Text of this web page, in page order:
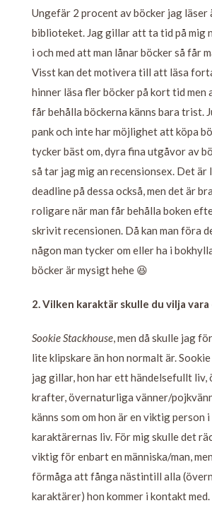
Ungefär 2 procent av böcker jag läser
biblioteket. Jag gillar att ta tid på mig
i och med att man lånar böcker så får
Visst kan det motivera till att läsa
hinner läsa fler böcker på kort tid men
får behålla böckerna känns bara trist.
pank och inte har möjlighet att köpa
tycker bäst om, dyra fina utgåvor av
så tar jag mig an recensionsex. Det är
deadline på dessa också, men det är
roligare när man får behålla boken
skrivit recensionen. Då kan man föra
någon man tycker om eller ha i
böcker är mysigt hehe 😆
2. Vilken karaktär skulle du vilja
Sookie Stackhouse , men då skulle jag
lite klipskare än hon normalt är.
jag gillar, hon har ett händelsefullt
krafter, övernaturliga vänner/
känns som om hon är en viktig person i
karaktärernas liv. För mig skulle det
viktig för enbart en människa/man,
förmåga att fånga nästintill alla
karaktärer) hon kommer i kontakt